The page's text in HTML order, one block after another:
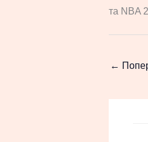
та NBA
←